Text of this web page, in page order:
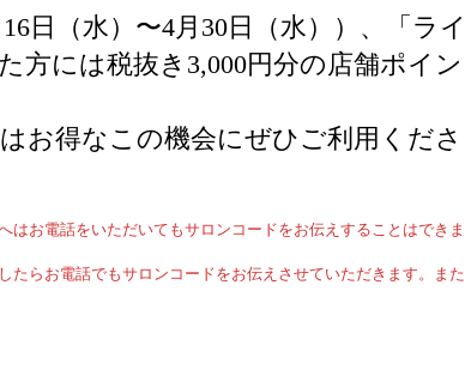
日（水）〜4月30日（水））、「ライ
方には税抜き3,000円分の店舗ポイン
お得なこの機会にぜひご利用くださ
お電話をいただいてもサロンコードをお伝えすることはできま
らお電話でもサロンコードをお伝えさせていただきます。また